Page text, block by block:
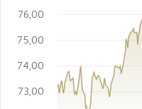
73,00
74,00
75,00
76,00